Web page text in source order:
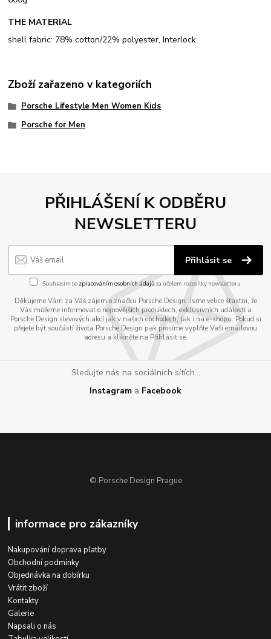
THE MATERIAL
shell fabric: 78% cotton/22% polyester, Interlock
Zboží zařazeno v kategoriích
Porsche Lifestyle Men Women Kids
Porsche for Men
PŘIHLÁŠENÍ K ODBĚRU
NEWSLETTERU
Přihlásit se
Souhlasím se zpracováním osobních údajůza účelem rozesílky newsletteru.
Děkujeme Vám za Váš zájem o značku Porsche Design. Jsme velice šťastni, že
Vás můžeme informovat o nejnovějších produktech, exklusivních událostí a
Porsche Design slevových akcí jak v našich obchodech, tak i na e-shopu. Pokud si
přejete být součástí života Porsche Design pak prosíme vyplňte Vaši emailovou
adresu a klikněte na Přihlásit se.
Sledujte nás na sociálních sítích...
Instagram a Facebook
© Porsche Design Prague
informace pro zákazníky
Nakupování doprava platby
Obchodní podmínky
Objednávka na dobírku
Vrátit zboží
Kontakty
Galerie
Napsali o nás